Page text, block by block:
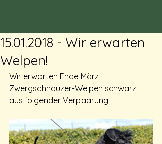
15.01.2018 - Wir erwarten
Welpen!
Wir erwarten Ende März
Zwergschnauzer-Welpen schwarz
aus folgender Verpaarung: